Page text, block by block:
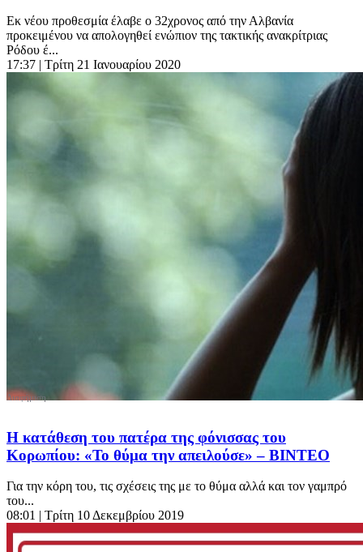
Εκ νέου προθεσμία έλαβε ο 32χρονος από την Αλβανία
προκειμένου να απολογηθεί ενώπιον της τακτικής ανακρίτριας
Ρόδου έ...
17:37 | Τρίτη 21 Ιανουαρίου 2020
Η κατάθεση του πατέρα της φόνισσας του
Κορωπίου: «Το θύμα την απειλούσε» – ΒΙΝΤΕΟ
Για την κόρη του, τις σχέσεις της με το θύμα αλλά και τον γαμπρό
του...
08:01 | Τρίτη 10 Δεκεμβρίου 2019